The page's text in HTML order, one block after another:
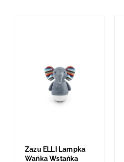
Zazu ELLI Lampka
Wańka Wstańka